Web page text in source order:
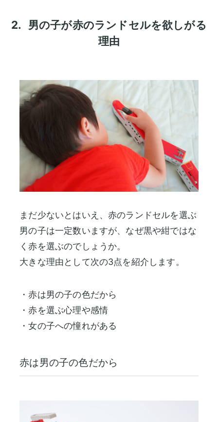
2.
男の子が赤のランドセルを欲しがる
理由
まだ少ないとはいえ、赤のランドセルを選ぶ
男の子は一定数いますが、なぜ黒や紺ではな
く赤を選ぶのでしょうか。
大きな理由として次の3点を紹介します。
・赤は男の子の色だから
・赤を選ぶ心理や感情
・女の子への憧れがある
赤は男の子の色だから